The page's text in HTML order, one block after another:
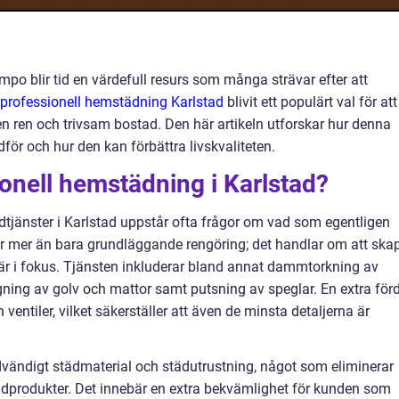
blir tid en värdefull resurs som många strävar efter att
professionell hemstädning Karlstad blivit ett populärt val för att
ren och trivsam bostad. Den här artikeln utforskar hur denna
och hur den kan förbättra livskvaliteten.
hemstädning i Karlstad?
i Karlstad uppstår ofta frågor om vad som egentligen
än bara grundläggande rengöring; det handlar om att
i fokus. Tjänsten inkluderar bland annat dammtorkning av
av golv och mattor samt putsning av speglar. En extra
ventiler, vilket säkerställer att även de minsta detaljerna är
städmaterial och städutrustning, något som eliminerar
Det innebär en extra bekvämlighet för kunden som